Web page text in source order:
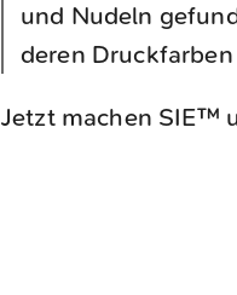
und Nudeln
deren
Jetzt machen SIE™